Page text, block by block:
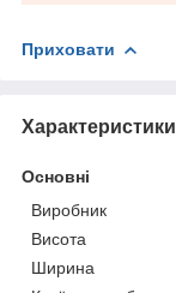
Приховати
Характеристики
Основні
Виробник
Висота
Ширина